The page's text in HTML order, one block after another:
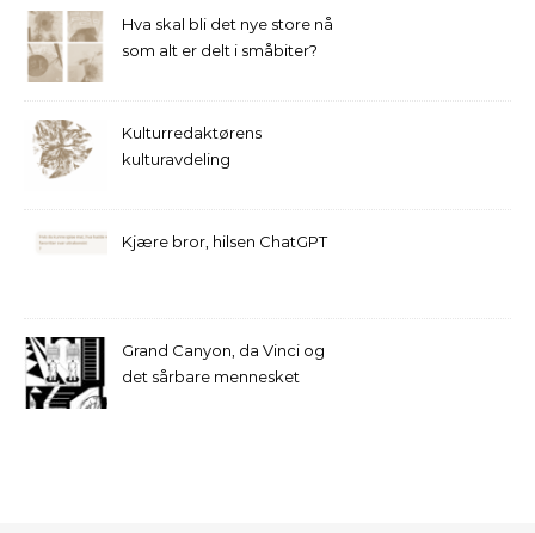
Hva skal bli det nye store nå
som alt er delt i småbiter?
Kulturredaktørens
kulturavdeling
Kjære bror, hilsen ChatGPT
Grand Canyon, da Vinci og
det sårbare mennesket